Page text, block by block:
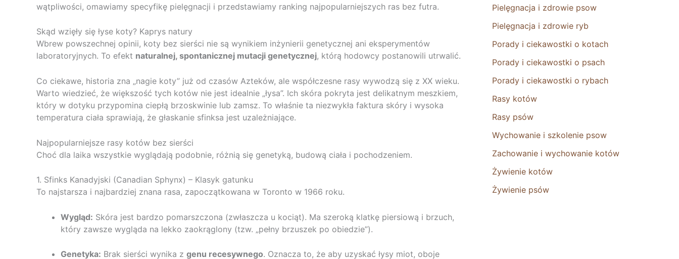
wątpliwości, omawiamy specyfikę pielęgnacji i przedstawiamy ranking najpopularniejszych ras bez futra.
Skąd wzięły się łyse koty? Kaprys natury
Wbrew powszechnej opinii, koty bez sierści nie są wynikiem inżynierii genetycznej ani eksperymentów
laboratoryjnych. To efekt naturalnej, spontanicznej mutacji genetycznej, którą hodowcy postanowili utrwalić.
Co ciekawe, historia zna „nagie koty” już od czasów Azteków, ale współczesne rasy wywodzą się z XX wieku.
Warto wiedzieć, że większość tych kotów nie jest idealnie „łysa”. Ich skóra pokryta jest delikatnym meszkiem,
który w dotyku przypomina ciepłą brzoskwinie lub zamsz. To właśnie ta niezwykła faktura skóry i wysoka
temperatura ciała sprawiają, że głaskanie sfinksa jest uzależniające.
Najpopularniejsze rasy kotów bez sierści
Choć dla laika wszystkie wyglądają podobnie, różnią się genetyką, budową ciała i pochodzeniem.
1. Sfinks Kanadyjski (Canadian Sphynx) – Klasyk gatunku
To najstarsza i najbardziej znana rasa, zapoczątkowana w Toronto w 1966 roku.
Wygląd: Skóra jest bardzo pomarszczona (zwłaszcza u kociąt). Ma szeroką klatkę piersiową i brzuch,
który zawsze wygląda na lekko zaokrąglony (tzw. „pełny brzuszek po obiedzie”).
Genetyka: Brak sierści wynika z genu recesywnego. Oznacza to, że aby uzyskać łysy miot, oboje
Pielęgnacja i zdrowie psow
Pielęgnacja i zdrowie ryb
Porady i ciekawostki o kotach
Porady i ciekawostki o psach
Porady i ciekawostki o rybach
Rasy kotów
Rasy psów
Wychowanie i szkolenie psow
Zachowanie i wychowanie kotów
Żywienie kotów
Żywienie psów